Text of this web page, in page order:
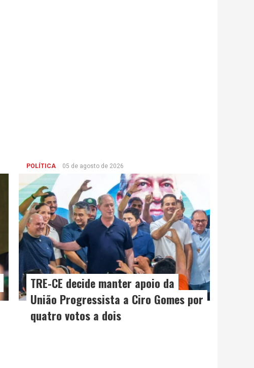
POLÍTICA 05 de agosto de 2026
TRE-CE decide manter apoio da
União Progressista a Ciro Gomes por
quatro votos a dois